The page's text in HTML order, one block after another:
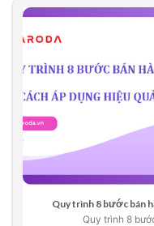
Quy trình 8 bước bán
Quy trình 8